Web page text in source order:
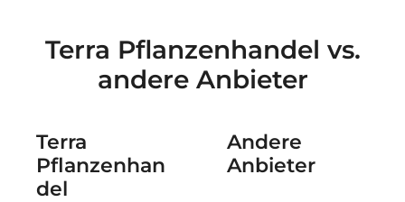
Terra Pflanzenhandel vs.
andere Anbieter
Terra
Pflanzenhan
del
Andere
Anbieter